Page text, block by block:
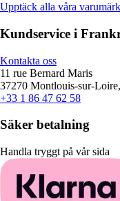
Upptäck alla våra
Kundservice i
Kontakta oss
11 rue Bernard Maris
37270 Montlouis-sur-
+33 1 86 47 62 58
Säker betalning
Handla tryggt på vår sida